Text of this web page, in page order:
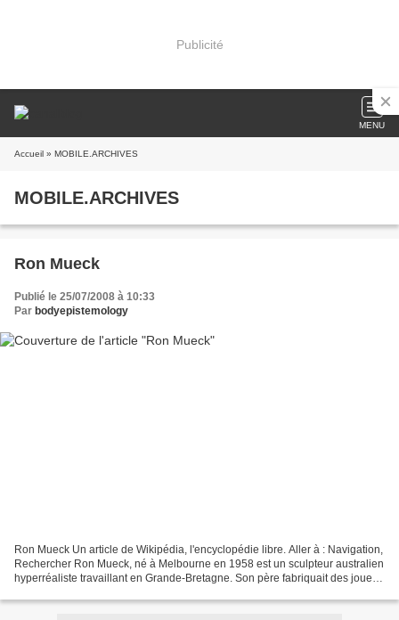
Publicité
MENU
Accueil » MOBILE.ARCHIVES
MOBILE.ARCHIVES
Ron Mueck
Publié le 25/07/2008 à 10:33
Par bodyepistemology
Ron Mueck Un article de Wikipédia, l'encyclopédie libre. Aller à : Navigation,
Rechercher Ron Mueck, né à Melbourne en 1958 est un sculpteur australien
hyperréaliste travaillant en Grande-Bretagne. Son père fabriquait des jouets